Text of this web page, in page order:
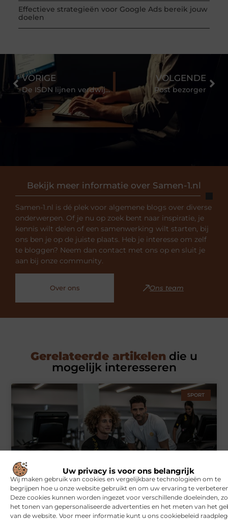
Uw privacy is voor ons belangrijk
Wij maken gebruik van cookies en vergelijkbare technologieën om te
begrijpen hoe u onze website gebruikt en om uw ervaring te
Deze cookies kunnen worden ingezet voor verschillende doeleinden,
het tonen van gepersonaliseerde advertenties en het meten van het
van de website. Voor meer informatie kunt u ons cookiebeleid
Effectieve strategieën voor Google Ads bereik jouw
doelen
Bekijk meer informatie over Samen-1.nl
Samen-1.nl is dé plek voor algemene blogs over diverse
onderwerpen. Of je nu op zoek bent naar inspiratie, je
kennis wilt delen of een samenwerking wilt starten, bij
ons ben je op de juiste plaats. Heb je interesse om zelf
te bloggen? Neem dan contact met ons op en sluit je
aan bij onze community.
Over ons Ons team
VORIGE
De ISDN lijnen verdwijnen
VOLGENDE
Post bezorger
Gerelateerde artikelen die u
mogelijk interesseren
SPORT
Symbiont360: Innovatieve EMS-training in Utrecht voor een
effectieve workout